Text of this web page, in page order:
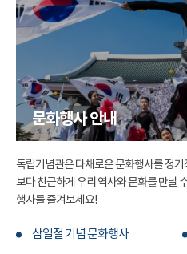
문화행사 안내
독립기념관은 다채로운 문화행사를 정
보다 친근하게 우리 역사와 문화를 만날
행사를 즐겨보세요!
삼일절 기념 문화행사